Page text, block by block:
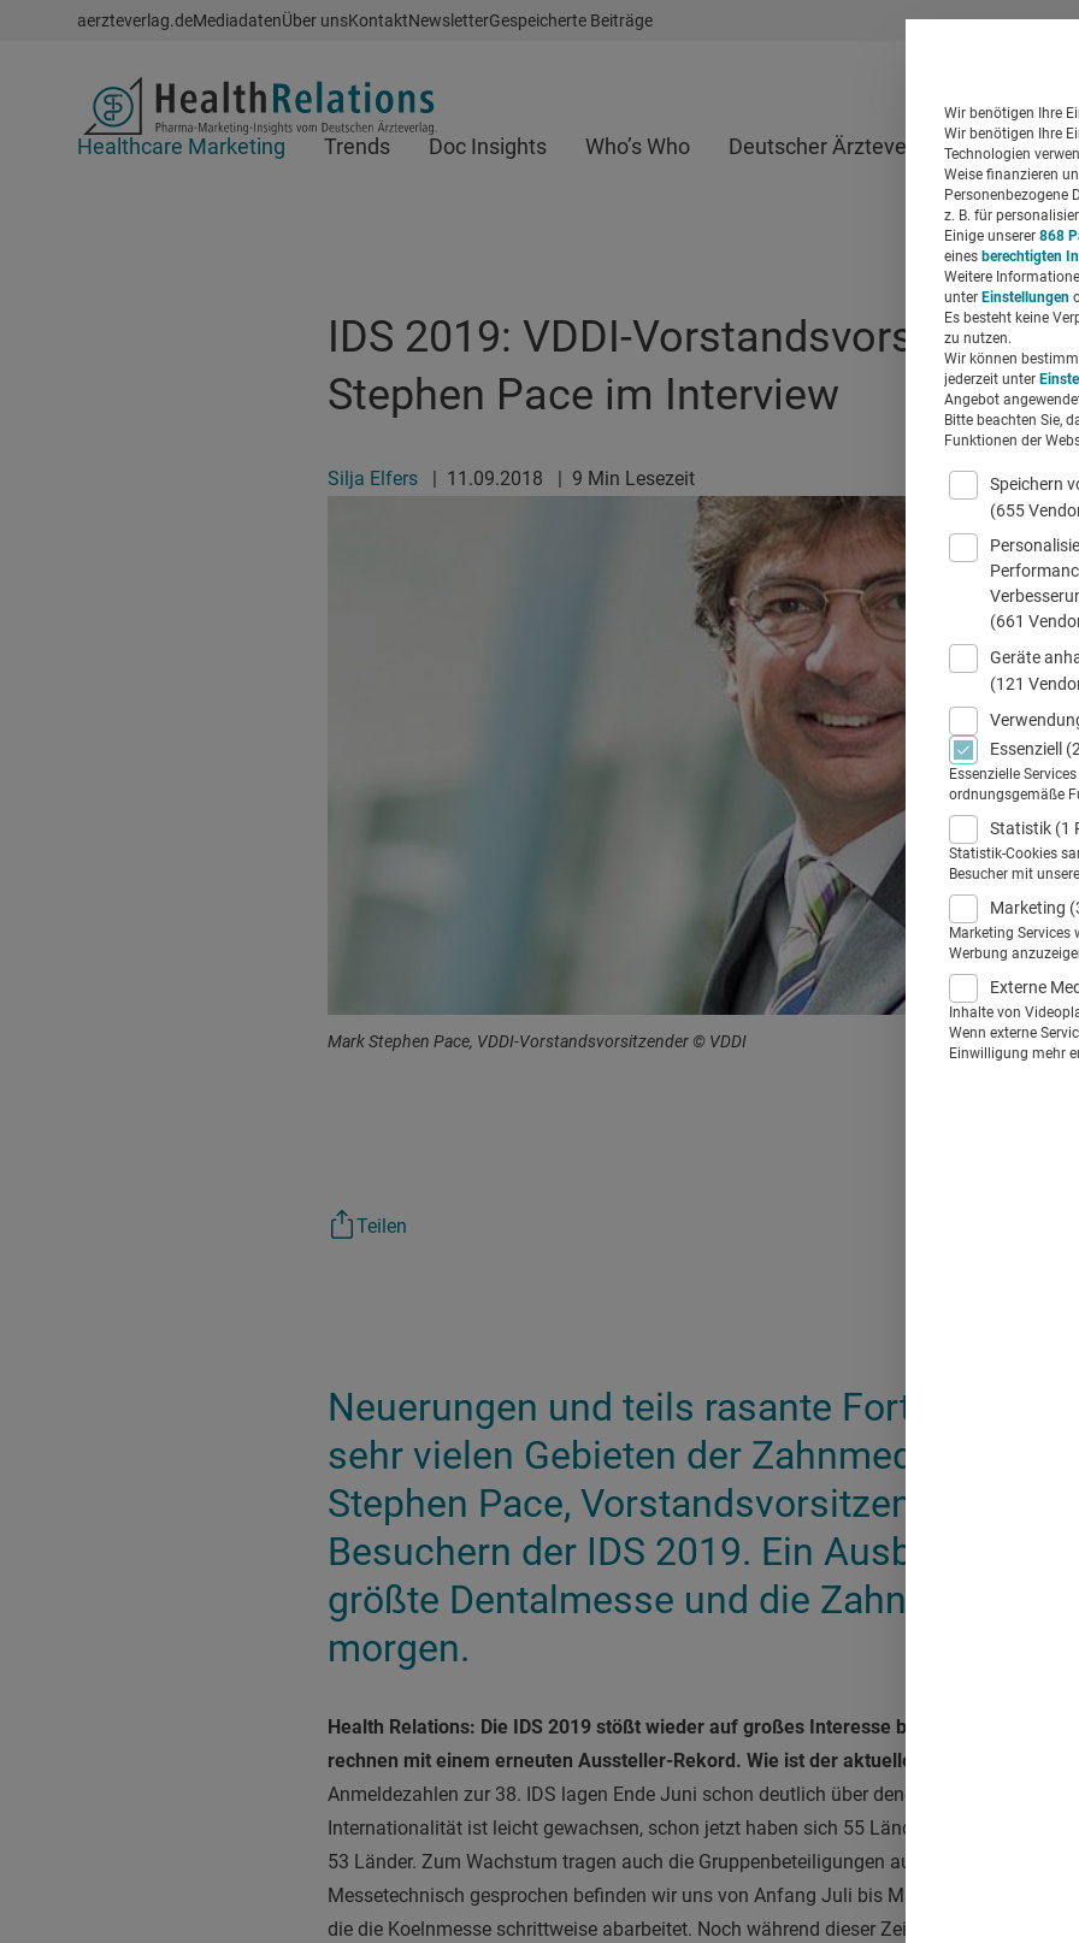
Schnellzugriff
aerzteverlag.deMediadatenÜber unsKontaktNewsletterGespeicherte Beiträge
Header
Healthcare Marketing Trends Doc Insights Who’s Who Deutscher Ärzteverlag
IDS 2019: VDDI-
Stephen Pace im Interview
Silja Elfers | 11.09.2018 | 9 Min Lesezeit
Mark Stephen Pace, VDDI-Vorstandsvorsitzender © VDDI
Teilen
Neuerungen und teils rasante
sehr vielen Gebieten der Zahnmedizin
Stephen Pace, Vorstandsvorsitzender des
Besuchern der IDS 2019. Ein Ausblick auf
größte Dentalmesse und die Zahnarztpraxis
morgen.
Health Relations: Die IDS 2019 stößt wieder auf großes Interesse bei
rechnen mit einem erneuten Aussteller-Rekord. Wie ist der aktuelle Stand?
Anmeldezahlen zur 38. IDS lagen Ende Juni schon deutlich über denen des Stichtages der
Internationalität ist leicht gewachsen, schon jetzt haben sich 55 Länder angemeldet,
53 Länder. Zum Wachstum tragen auch die Gruppenbeteiligungen aus dem Ausland bei,
Messetechnisch gesprochen befinden wir uns von Anfang Juli bis Mitte September in der
die die Koelnmesse schrittweise abarbeitet. Noch während dieser Zeit konkretisieren sich
Wir benötigen Ihre
Wir benötigen Ihre
Technologien
Weise finanzieren
Personenbezogene
z. B. für
Einige unserer 868
eines berechtigten
Weitere
unter Einstellungen
Es besteht keine
zu nutzen.
Wir können
jederzeit unter
Angebot
Bitte beachten Sie,
Funktionen der
Speichern
(655
(661
Geräte
(121
Essenziell
Essenzielle
ordnungsgemäße
Statistik (1
Statistik-Cookies
Besucher mit
Marketing
Marketing
Werbung
Externe
Inhalte von
Wenn externe
Einwilligung mehr